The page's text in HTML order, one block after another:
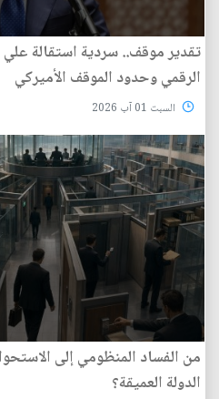
تقدير موقف.. سردية استقالة علي
الرقمي وحدود الموقف الأميركي
السبت 01 آب 2026
من الفساد المنظومي إلى
الدولة العميقة؟